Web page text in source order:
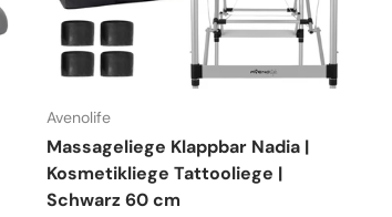
Avenolife
Massageliege Klappbar Nadia |
Kosmetikliege Tattooliege |
Schwarz 60 cm